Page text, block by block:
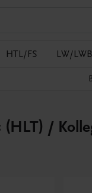
HTL/FS LW/
/